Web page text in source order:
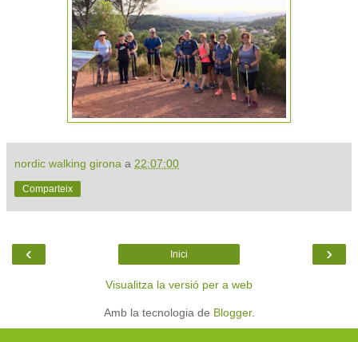
nordic walking girona a 22:07:00
Comparteix
‹ ›
Inici
Visualitza la versió per a web
Amb la tecnologia de Blogger.